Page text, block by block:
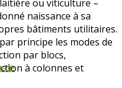
ou viticulture –
naissance à sa
bâtiments utilitaires.
principe les modes de
par blocs,
à colonnes et